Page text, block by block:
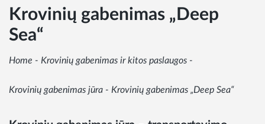
Krovinių gabenimas „Deep
Sea“
Home - Krovinių gabenimas ir kitos paslaugos -
Krovinių gabenimas jūra - Krovinių gabenimas „Deep Sea“